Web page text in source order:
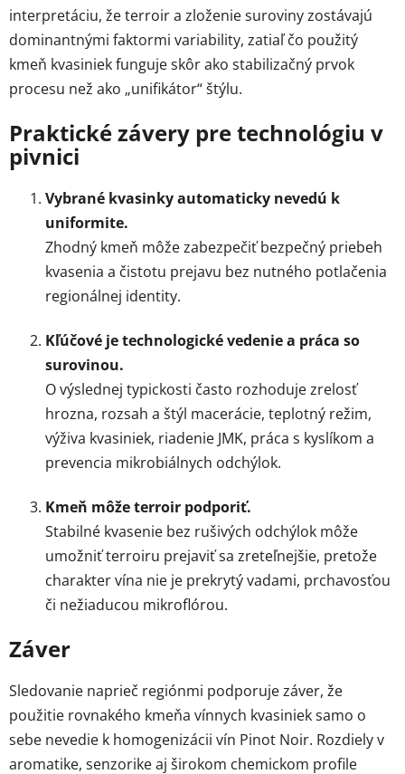
interpretáciu, že terroir a zloženie suroviny zostávajú
dominantnými faktormi variability, zatiaľ čo použitý
kmeň kvasiniek funguje skôr ako stabilizačný prvok
procesu než ako „unifikátor“ štýlu.
Praktické závery pre technológiu v
pivnici
Vybrané kvasinky automaticky nevedú k
uniformite.
Zhodný kmeň môže zabezpečiť bezpečný priebeh
kvasenia a čistotu prejavu bez nutného potlačenia
regionálnej identity.
Kľúčové je technologické vedenie a práca so
surovinou.
O výslednej typickosti často rozhoduje zrelosť
hrozna, rozsah a štýl macerácie, teplotný režim,
výživa kvasiniek, riadenie JMK, práca s kyslíkom a
prevencia mikrobiálnych odchýlok.
Kmeň môže terroir podporiť.
Stabilné kvasenie bez rušivých odchýlok môže
umožniť terroiru prejaviť sa zreteľnejšie, pretože
charakter vína nie je prekrytý vadami, prchavosťou
či nežiaducou mikroflórou.
Záver
Sledovanie naprieč regiónmi podporuje záver, že
použitie rovnakého kmeňa vínnych kvasiniek samo o
sebe nevedie k homogenizácii vín Pinot Noir. Rozdiely v
aromatike, senzorike aj širokom chemickom profile